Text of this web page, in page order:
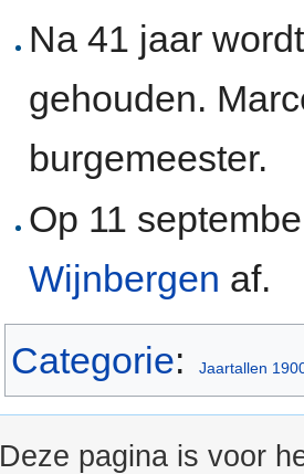
Na 41 jaar
gehouden.
burgemeester.
Op 11
Wijnbergen af.
Categorie: Jaartallen
Deze pagina is voor